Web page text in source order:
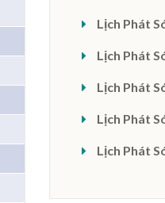
Lịch Phát
Lịch Phát
Lịch Phát
Lịch Phát
Lịch Phát